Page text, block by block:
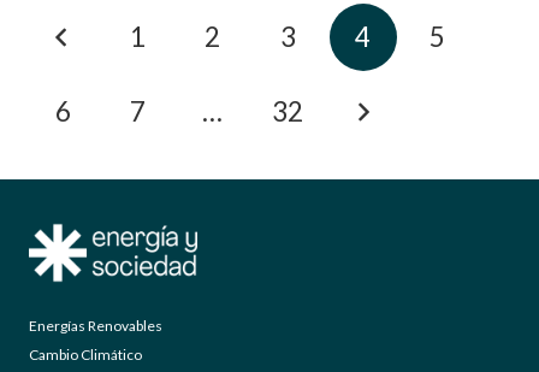
1 2 3 4 5
6 7 … 32
Energías Renovables
Cambio Climático